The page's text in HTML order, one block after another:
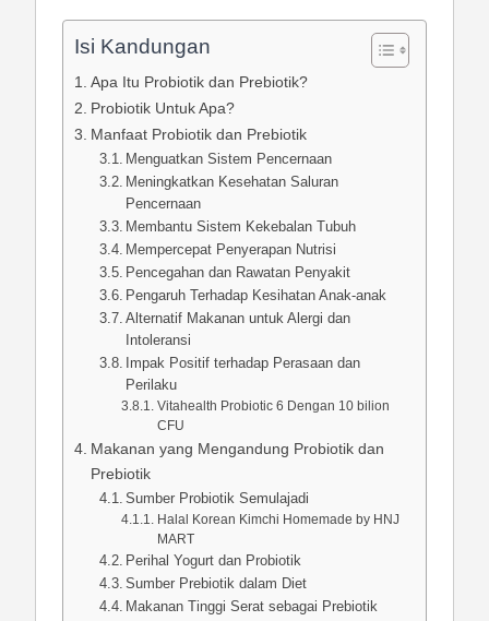
Isi Kandungan
Apa Itu Probiotik dan Prebiotik?
Probiotik Untuk Apa?
Manfaat Probiotik dan Prebiotik
Menguatkan Sistem Pencernaan
Meningkatkan Kesehatan Saluran
Pencernaan
Membantu Sistem Kekebalan Tubuh
Mempercepat Penyerapan Nutrisi
Pencegahan dan Rawatan Penyakit
Pengaruh Terhadap Kesihatan Anak-anak
Alternatif Makanan untuk Alergi dan
Intoleransi
Impak Positif terhadap Perasaan dan
Perilaku
Vitahealth Probiotic 6 Dengan 10 bilion
CFU
Makanan yang Mengandung Probiotik dan
Prebiotik
Sumber Probiotik Semulajadi
Halal Korean Kimchi Homemade by HNJ
MART
Perihal Yogurt dan Probiotik
Sumber Prebiotik dalam Diet
Makanan Tinggi Serat sebagai Prebiotik